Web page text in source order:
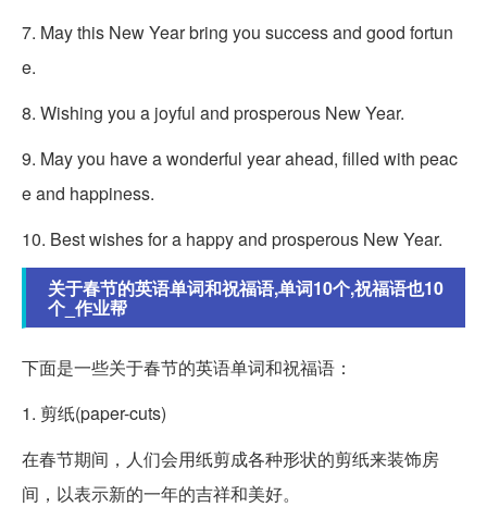
7. May this New Year bring you success and good fortun
e.
8. Wishing you a joyful and prosperous New Year.
9. May you have a wonderful year ahead, filled with peac
e and happiness.
10. Best wishes for a happy and prosperous New Year.
关于春节的英语单词和祝福语,单词10个,祝福语也10
个_作业帮
下面是一些关于春节的英语单词和祝福语：
1. 剪纸(paper-cuts)
在春节期间，人们会用纸剪成各种形状的剪纸来装饰房
间，以表示新的一年的吉祥和美好。